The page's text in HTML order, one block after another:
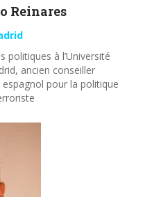
Reinares
politiques à l’Université
ancien conseiller
espagnol pour la politique